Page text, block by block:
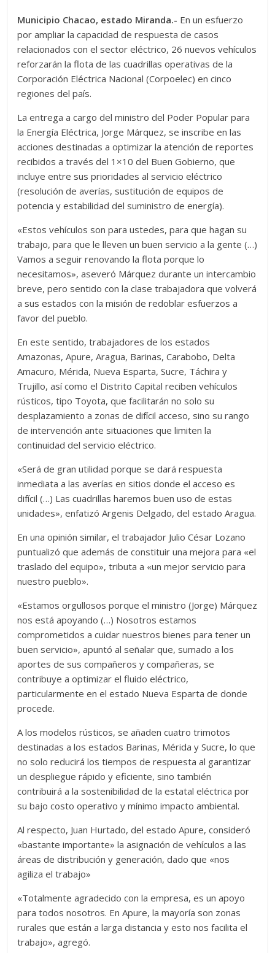
Municipio Chacao, estado Miranda.- En un esfuerzo
por ampliar la capacidad de respuesta de casos
relacionados con el sector eléctrico, 26 nuevos vehículos
reforzarán la flota de las cuadrillas operativas de la
Corporación Eléctrica Nacional (Corpoelec) en cinco
regiones del país.
La entrega a cargo del ministro del Poder Popular para
la Energía Eléctrica, Jorge Márquez, se inscribe en las
acciones destinadas a optimizar la atención de reportes
recibidos a través del 1×10 del Buen Gobierno, que
incluye entre sus prioridades al servicio eléctrico
(resolución de averías, sustitución de equipos de
potencia y estabilidad del suministro de energía).
«Estos vehículos son para ustedes, para que hagan su
trabajo, para que le lleven un buen servicio a la gente (…)
Vamos a seguir renovando la flota porque lo
necesitamos», aseveró Márquez durante un intercambio
breve, pero sentido con la clase trabajadora que volverá
a sus estados con la misión de redoblar esfuerzos a
favor del pueblo.
En este sentido, trabajadores de los estados
Amazonas, Apure, Aragua, Barinas, Carabobo, Delta
Amacuro, Mérida, Nueva Esparta, Sucre, Táchira y
Trujillo, así como el Distrito Capital reciben vehículos
rústicos, tipo Toyota, que facilitarán no solo su
desplazamiento a zonas de difícil acceso, sino su rango
de intervención ante situaciones que limiten la
continuidad del servicio eléctrico.
«Será de gran utilidad porque se dará respuesta
inmediata a las averías en sitios donde el acceso es
difícil (…) Las cuadrillas haremos buen uso de estas
unidades», enfatizó Argenis Delgado, del estado Aragua.
En una opinión similar, el trabajador Julio César Lozano
puntualizó que además de constituir una mejora para «el
traslado del equipo», tributa a «un mejor servicio para
nuestro pueblo».
«Estamos orgullosos porque el ministro (Jorge) Márquez
nos está apoyando (…) Nosotros estamos
comprometidos a cuidar nuestros bienes para tener un
buen servicio», apuntó al señalar que, sumado a los
aportes de sus compañeros y compañeras, se
contribuye a optimizar el fluido eléctrico,
particularmente en el estado Nueva Esparta de donde
procede.
A los modelos rústicos, se añaden cuatro trimotos
destinadas a los estados Barinas, Mérida y Sucre, lo que
no solo reducirá los tiempos de respuesta al garantizar
un despliegue rápido y eficiente, sino también
contribuirá a la sostenibilidad de la estatal eléctrica por
su bajo costo operativo y mínimo impacto ambiental.
Al respecto, Juan Hurtado, del estado Apure, consideró
«bastante importante» la asignación de vehículos a las
áreas de distribución y generación, dado que «nos
agiliza el trabajo»
«Totalmente agradecido con la empresa, es un apoyo
para todos nosotros. En Apure, la mayoría son zonas
rurales que están a larga distancia y esto nos facilita el
trabajo», agregó.